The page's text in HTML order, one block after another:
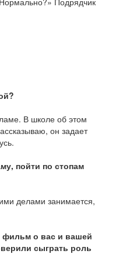
В школе об этом
он задает
пойти по стопам
делами занимается,
фильм о вас и вашей
сыграть роль